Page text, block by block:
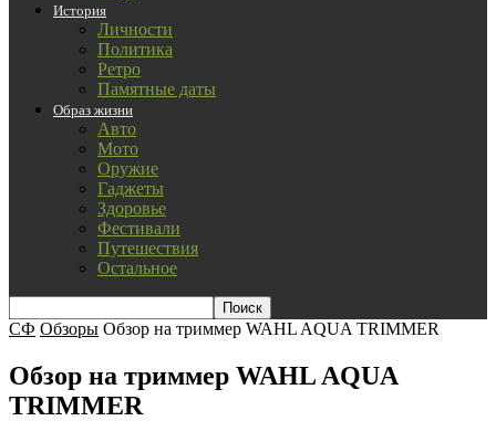
История
Личности
Политика
Ретро
Памятные даты
Образ жизни
Авто
Мото
Оружие
Гаджеты
Здоровье
Фестивали
Путешествия
Остальное
СФ Обзоры Обзор на триммер WAHL AQUA TRIMMER
Обзор на триммер WAHL AQUA
TRIMMER